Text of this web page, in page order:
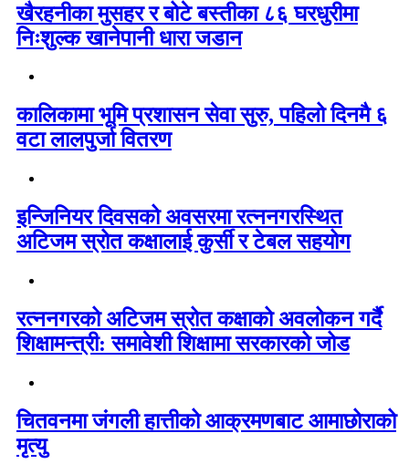
खैरहनीका मुसहर र बोटे बस्तीका ८६ घरधुरीमा
निःशुल्क खानेपानी धारा जडान
कालिकामा भूमि प्रशासन सेवा सुरु, पहिलो दिनमै ६
वटा लालपुर्जा वितरण
इन्जिनियर दिवसको अवसरमा रत्ननगरस्थित
अटिजम स्रोत कक्षालाई कुर्सी र टेबल सहयोग
रत्ननगरको अटिजम स्रोत कक्षाको अवलोकन गर्दै
शिक्षामन्त्री: समावेशी शिक्षामा सरकारको जोड
चितवनमा जंगली हात्तीको आक्रमणबाट आमाछोराको
मृत्यु